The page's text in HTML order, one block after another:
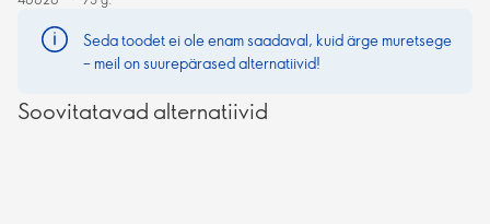
Seda toodet ei ole enam saadaval, kuid ärge muretsege
– meil on suurepärased alternatiivid!
Soovitatavad alternatiivid